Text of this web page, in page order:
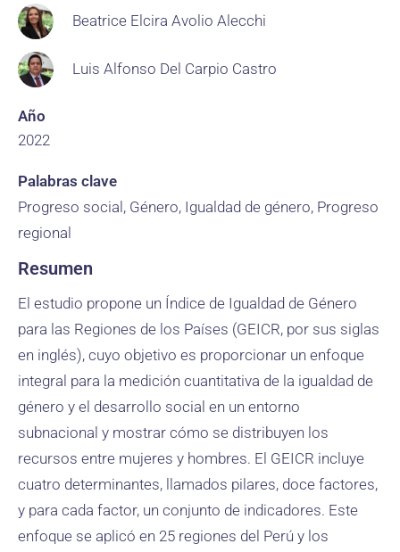
Beatrice Elcira Avolio Alecchi
Luis Alfonso Del Carpio Castro
Año
2022
Palabras clave
Progreso social, Género, Igualdad de género, Progreso
regional
Resumen
El estudio propone un Índice de Igualdad de Género
para las Regiones de los Países (GEICR, por sus siglas
en inglés), cuyo objetivo es proporcionar un enfoque
integral para la medición cuantitativa de la igualdad de
género y el desarrollo social en un entorno
subnacional y mostrar cómo se distribuyen los
recursos entre mujeres y hombres. El GEICR incluye
cuatro determinantes, llamados pilares, doce factores,
y para cada factor, un conjunto de indicadores. Este
enfoque se aplicó en 25 regiones del Perú y los